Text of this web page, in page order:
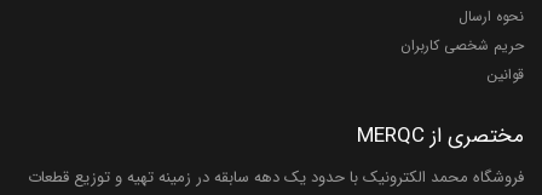
نحوه ارسال
حریم شخصی کاربران
قوانین
مختصری از MERQC
فروشگاه محمد الکترونیک با حدود یک دهه سابقه در زمینه تهیه و توزیع قطعات